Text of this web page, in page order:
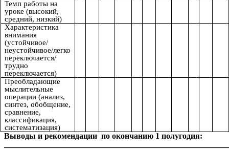
Темп работы на
уроке (высокий,
средний, низкий)
Характеристика
внимания
(устойчивое/
неустойчивое/легко
переключается/
трудно
переключается)
Преобладающие
мыслительные
операции (анализ,
синтез, обобщение,
сравнение,
классификация,
систематизация)
Выводы и рекомендации по окончанию 1 полугодия: